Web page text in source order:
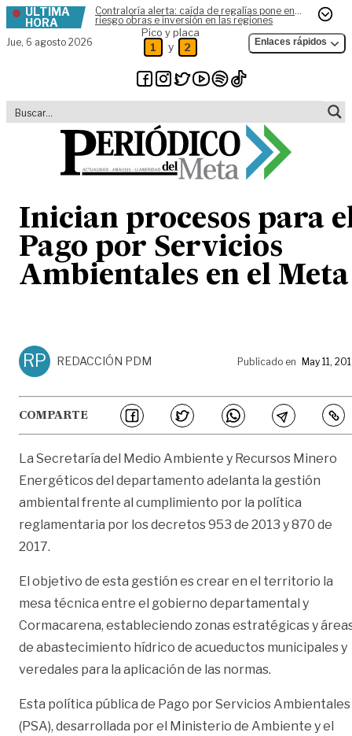
Skip to content
ÚLTIMA
HORA
Contraloría alerta: caída de regalías pone en
riesgo obras e inversión en las regiones
Jue, 6 agosto 2026
Pico y placa
1 y 2 Enlaces rápidos
Inician procesos para
Pago por Servicios
Ambientales en el Meta
RP REDACCIÓN PDM Publicado en May 11,
COMPARTE
La Secretaría del Medio Ambiente y Recursos Minero
Energéticos del departamento adelanta la gestión
ambiental frente al cumplimiento por la política
reglamentaria por los decretos 953 de 2013 y 870 de
2017.
El objetivo de esta gestión es crear en el territorio la
mesa técnica entre el gobierno departamental y
Cormacarena, estableciendo zonas estratégicas y
de abastecimiento hídrico de acueductos municipales y
veredales para la aplicación de las normas.
Esta política pública de Pago por Servicios Ambientales
(PSA), desarrollada por el Ministerio de Ambiente y el